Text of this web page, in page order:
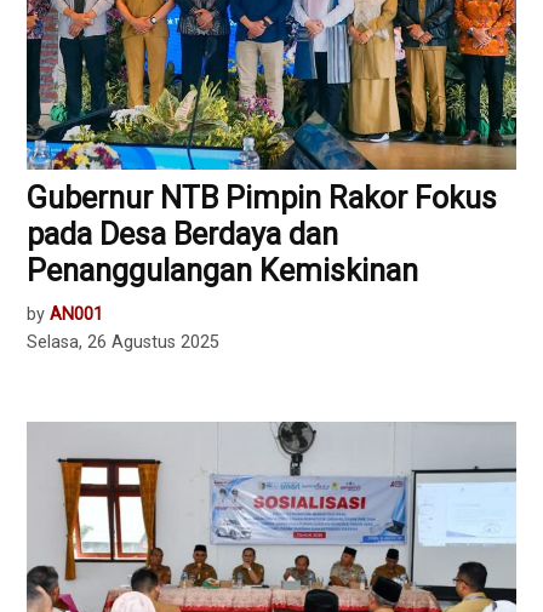
Gubernur NTB Pimpin Rakor Fokus
pada Desa Berdaya dan
Penanggulangan Kemiskinan
by AN001
Selasa, 26 Agustus 2025